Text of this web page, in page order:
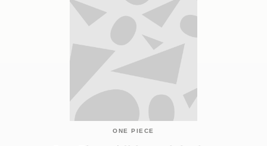
ONE PIECE